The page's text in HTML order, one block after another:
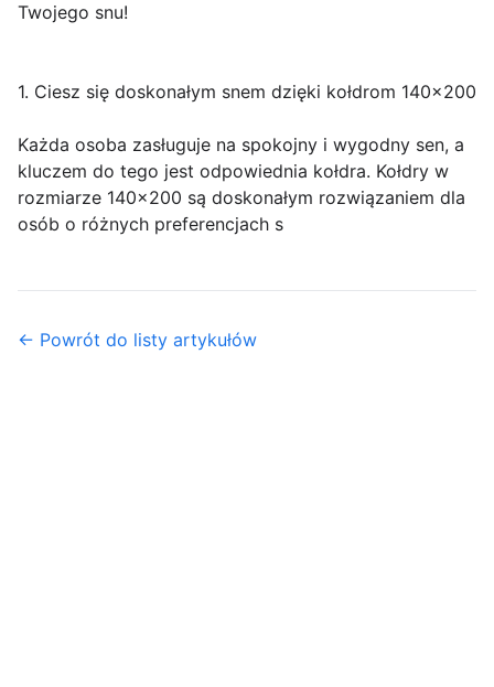
Twojego snu!
1. Ciesz się doskonałym snem dzięki kołdrom 140x200
Każda osoba zasługuje na spokojny i wygodny sen, a
kluczem do tego jest odpowiednia kołdra. Kołdry w
rozmiarze 140x200 są doskonałym rozwiązaniem dla
osób o różnych preferencjach s
← Powrót do listy artykułów